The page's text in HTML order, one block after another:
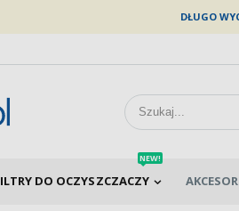
DŁUGO
DO OCZYSZCZACZY
NEW!